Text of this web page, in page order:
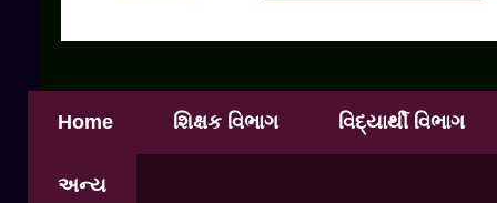
Home શિક્ષક વિભાગ વિદ્યાર્થી વિભાગ
અન્ય